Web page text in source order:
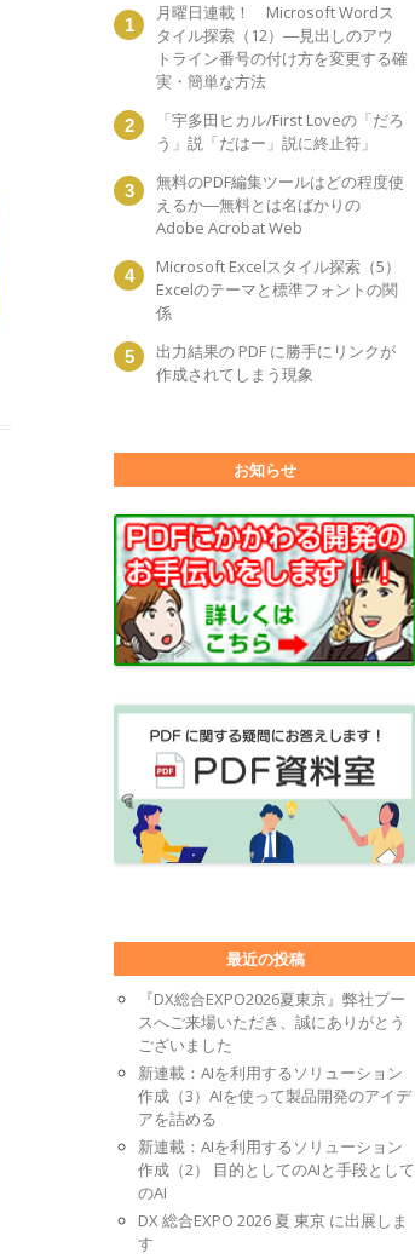
月曜日連載！ Microsoft Wordス
タイル探索（12）―見出しのアウ
トライン番号の付け方を変更する確
実・簡単な方法
「宇多田ヒカル/First Loveの「だろ
う」説「だはー」説に終止符」
無料のPDF編集ツールはどの程度使
えるか―無料とは名ばかりの
Adobe Acrobat Web
Microsoft Excelスタイル探索（5）
Excelのテーマと標準フォントの関
係
出力結果の PDF に勝手にリンクが
作成されてしまう現象
お知らせ
最近の投稿
『DX総合EXPO2026夏東京』弊社ブー
スへご来場いただき、誠にありがとう
ございました
新連載：AIを利用するソリューション
作成（3）AIを使って製品開発のアイデ
アを詰める
新連載：AIを利用するソリューション
作成（2） 目的としてのAIと手段として
のAI
DX 総合EXPO 2026 夏 東京 に出展しま
す